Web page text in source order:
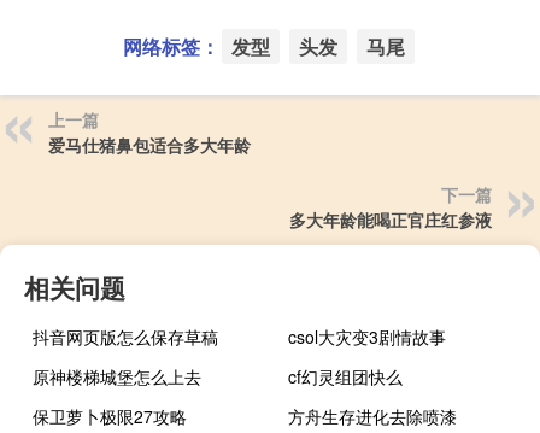
网络标签： 发型 头发 马尾
上一篇
爱马仕猪鼻包适合多大年龄
下一篇
多大年龄能喝正官庄红参液
相关问题
抖音网页版怎么保存草稿
csol大灾变3剧情故事
原神楼梯城堡怎么上去
cf幻灵组团快么
保卫萝卜极限27攻略
方舟生存进化去除喷漆